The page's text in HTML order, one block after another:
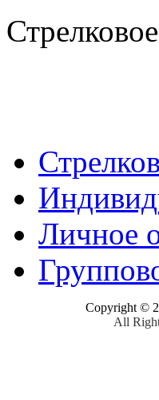
Личное
Copyright ©
All